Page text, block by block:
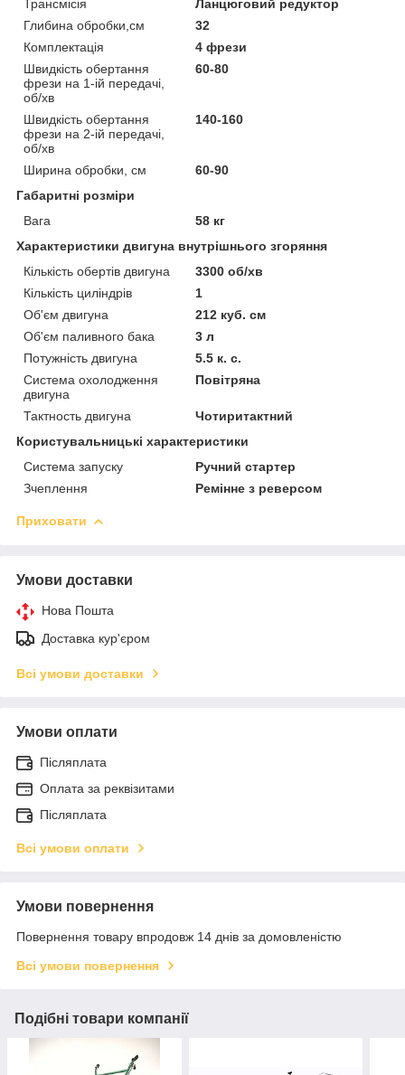
Трансмісія
Ланцюговий редуктор
Глибина обробки,см
32
Комплектація
4 фрези
Швидкість обертання
фрези на 1-ій передачі,
об/хв
60-80
Швидкість обертання
фрези на 2-ій передачі,
об/хв
140-160
Ширина обробки, см
60-90
Габаритні розміри
Вага
58 кг
Характеристики двигуна внутрішнього згоряння
Кількість обертів двигуна
3300 об/хв
Кількість циліндрів
1
Об'єм двигуна
212 куб. см
Об'єм паливного бака
3 л
Потужність двигуна
5.5 к. с.
Система охолодження
двигуна
Повітряна
Тактность двигуна
Чотиритактний
Користувальницькі характеристики
Система запуску
Ручний стартер
Зчеплення
Ремінне з реверсом
Приховати
Умови доставки
Нова Пошта
Доставка кур'єром
Всі умови доставки
Умови оплати
Післяплата
Оплата за реквізитами
Післяплата
Всі умови оплати
Умови повернення
Повернення товару впродовж 14 днів за домовленістю
Всі умови повернення
Подібні товари компанії